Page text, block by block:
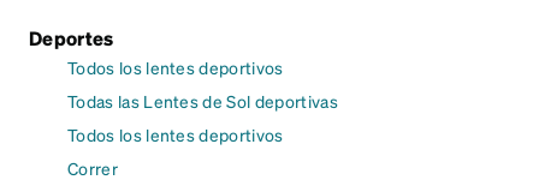
Deportes
Todos los lentes deportivos
Todas las Lentes de Sol deportivas
Todos los lentes deportivos
Correr